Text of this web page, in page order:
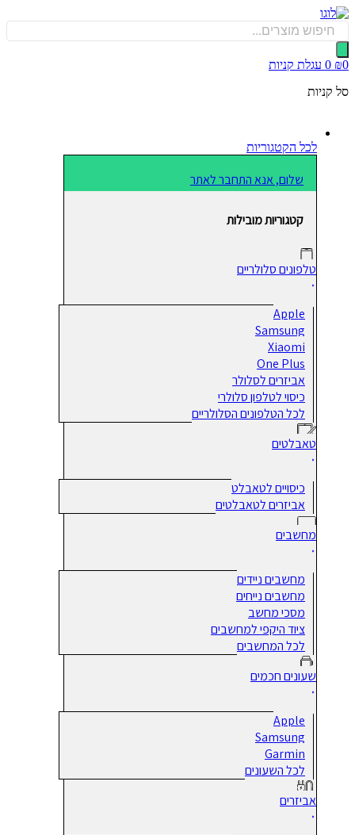
0 עגלת קניות
לכל הקטגוריות
שלום, אנא התחבר לאתר
קטגוריות מובילות
טלפונים סלולריים
Apple
Samsung
Xiaomi
One Plus
אביזרים לסלולר
כיסוי לטלפון סלולרי
לכל הטלפונים הסלולריים
טאבלטים
כיסויים לטאבלט
אביזרים לטאבלטים
מחשבים
מחשבים ניידים
מחשבים נייחים
מסכי מחשב
ציוד היקפי למחשבים
לכל המחשבים
שעונים חכמים
Apple
Samsung
Garmin
לכל השעונים
אביזרים